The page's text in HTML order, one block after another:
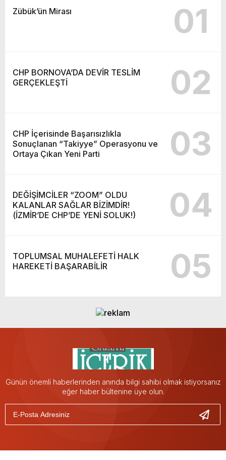
Zübük’ün Mirası 01
CHP BORNOVA’DA DEVİR TESLİM
GERÇEKLEŞTİ
02
CHP İçerisinde Başarısızlıkla
Sonuçlanan “Takiyye” Operasyonu ve
Ortaya Çıkan Yeni Parti
03
DEĞİŞİMCİLER “ZOOM” OLDU
KALANLAR SAĞLAR BİZİMDİR!
(İZMİR’DE CHP’DE YENİ SOLUK!)
04
TOPLUMSAL MUHALEFETİ HALK
HAREKETİ BAŞARABİLİR
05
Günün önemli haberlerinden anında bilgi sahibi olmak istiyorsanız
eğer haber bültenine üye olun.